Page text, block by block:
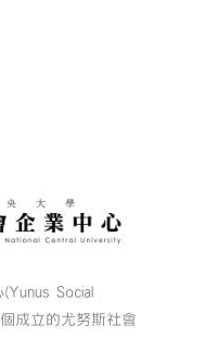
Social
成立的尤努斯社會